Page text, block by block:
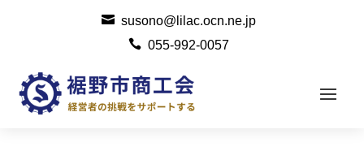
 susono@lilac.ocn.ne.jp
 055-992-0057